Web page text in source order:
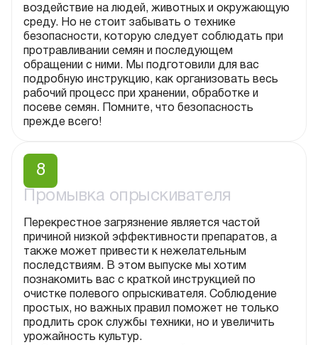
воздействие на людей, животных и окружающую
среду. Но не стоит забывать о технике
безопасности, которую следует соблюдать при
протравливании семян и последующем
обращении с ними. Мы подготовили для вас
подробную инструкцию, как организовать весь
рабочий процесс при хранении, обработке и
посеве семян. Помните, что безопасность
прежде всего!
8
Промывка опрыскивателя
Перекрестное загрязнение является частой
причиной низкой эффективности препаратов, а
также может привести к нежелательным
последствиям. В этом выпуске мы хотим
познакомить вас с краткой инструкцией по
очистке полевого опрыскивателя. Соблюдение
простых, но важных правил поможет не только
продлить срок службы техники, но и увеличить
урожайность культур.